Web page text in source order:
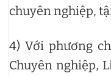
chuyên nghiệp,
4) Với phương
Chuyên nghiệp,